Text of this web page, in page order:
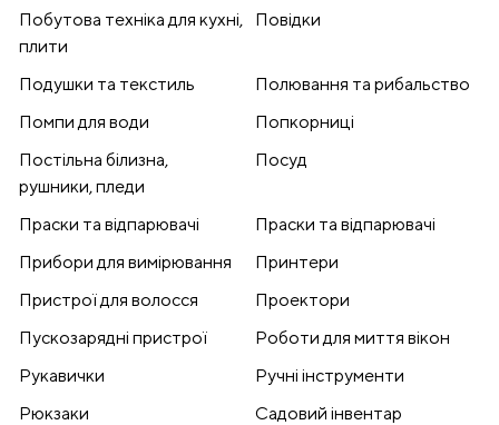
Побутова техніка для кухні,
плити
Повідки
Подушки та текстиль
Полювання та рибальство
Помпи для води
Попкорниці
Постільна білизна,
рушники, пледи
Посуд
Праски та відпарювачі
Праски та відпарювачі
Прибори для вимірювання
Принтери
Пристрої для волосся
Проектори
Пускозарядні пристрої
Роботи для миття вікон
Рукавички
Ручні інструменти
Рюкзаки
Садовий інвентар